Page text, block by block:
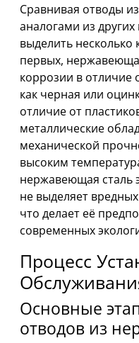
Сравнивая отводы
аналогами из
выделить
первых,
коррозии в отличие
как черная или
отличие от
металлические
механической
высоким
нержавеющая сталь
не выделяет
что делает её
современных
Процесс
Основные
отводов из